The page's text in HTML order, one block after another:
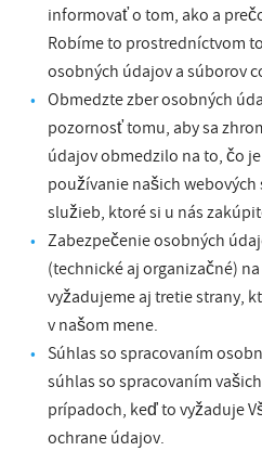
informovať o tom, ako a
Robíme to prostredníctvom
osobných údajov a súborov
Obmedzte zber osobných
pozornosť tomu, aby sa
údajov obmedzilo na to, čo
používanie našich
služieb, ktoré si u nás
Zabezpečenie osobných
(technické aj organizačné)
vyžadujeme aj tretie strany,
v našom mene.
Súhlas so spracovaním
súhlas so spracovaním
prípadoch, keď to vyžaduje
ochrane údajov.